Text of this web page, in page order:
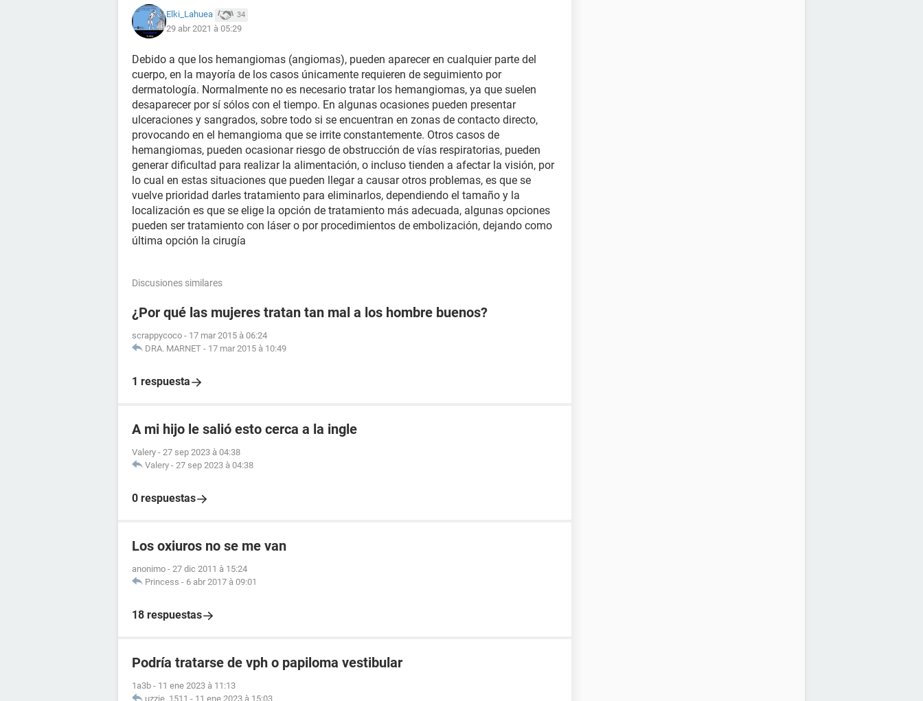
Elki_Lahuea 34
29 abr 2021 à 05:29
Debido a que los hemangiomas (angiomas), pueden aparecer en cualquier parte del
cuerpo, en la mayoría de los casos únicamente requieren de seguimiento por
dermatología. Normalmente no es necesario tratar los hemangiomas, ya que suelen
desaparecer por sí sólos con el tiempo. En algunas ocasiones pueden presentar
ulceraciones y sangrados, sobre todo si se encuentran en zonas de contacto directo,
provocando en el hemangioma que se irrite constantemente. Otros casos de
hemangiomas, pueden ocasionar riesgo de obstrucción de vías respiratorias, pueden
generar dificultad para realizar la alimentación, o incluso tienden a afectar la visión, por
lo cual en estas situaciones que pueden llegar a causar otros problemas, es que se
vuelve prioridad darles tratamiento para eliminarlos, dependiendo el tamaño y la
localización es que se elige la opción de tratamiento más adecuada, algunas opciones
pueden ser tratamiento con láser o por procedimientos de embolización, dejando como
última opción la cirugía
Discusiones similares
¿Por qué las mujeres tratan tan mal a los hombre buenos?
scrappycoco - 17 mar 2015 à 06:24
DRA. MARNET - 17 mar 2015 à 10:49
1 respuesta
A mi hijo le salió esto cerca a la ingle
Valery - 27 sep 2023 à 04:38
Valery - 27 sep 2023 à 04:38
0 respuestas
Los oxiuros no se me van
anonimo - 27 dic 2011 à 15:24
Princess - 6 abr 2017 à 09:01
18 respuestas
Podría tratarse de vph o papiloma vestibular
1a3b - 11 ene 2023 à 11:13
uzzie_1511 - 11 ene 2023 à 15:03